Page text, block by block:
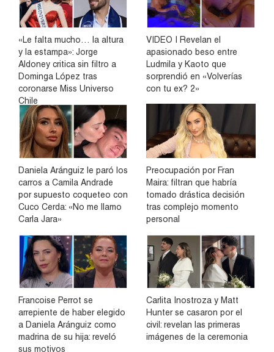
«Le falta mucho… la altura
y la estampa»: Jorge
Aldoney critica sin filtro a
Dominga López tras
coronarse Miss Universo
Chile
VIDEO | Revelan el
apasionado beso entre
Ludmila y Kaoto que
sorprendió en «Volverías
con tu ex? 2»
Daniela Aránguiz le paró los
carros a Camila Andrade
por supuesto coqueteo con
Cuco Cerda: «No me llamo
Carla Jara»
Preocupación por Fran
Maira: filtran que habría
tomado drástica decisión
tras complejo momento
personal
Francoise Perrot se
arrepiente de haber elegido
a Daniela Aránguiz como
madrina de su hija: reveló
sus motivos
Carlita Inostroza y Matt
Hunter se casaron por el
civil: revelan las primeras
imágenes de la ceremonia